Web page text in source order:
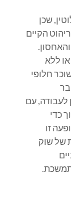
שכן
הקיים
ללא
חלופי
לעבודה, עם
כדי
זו
של שוק